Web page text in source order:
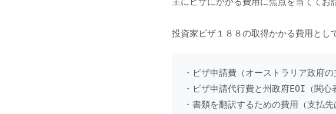
投資家ビザ１８８の取得かかる費用とし
・ビザ申請費（オーストラリア政府の
・ビザ申請代行費と州政府EOI（関
・書類を翻訳するための費用（支払